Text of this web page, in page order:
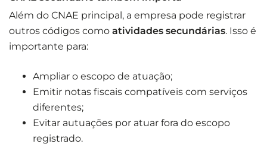
Além do CNAE principal, a empresa pode registrar
outros códigos como atividades secundárias. Isso é
importante para:
Ampliar o escopo de atuação;
Emitir notas fiscais compatíveis com serviços
diferentes;
Evitar autuações por atuar fora do escopo
registrado.